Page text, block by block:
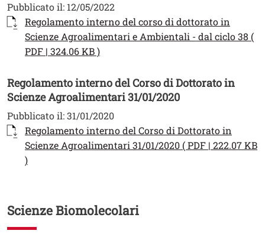
Pubblicato il: 12/05/2022
Documento
Regolamento interno del corso di dottorato in
Scienze Agroalimentari e Ambientali - dal ciclo 38 (
PDF | 324.06 KB )Apri il link in una nuova finestra
Regolamento interno del Corso di Dottorato in
Scienze Agroalimentari 31/01/2020
Pubblicato il:31/01/2020
Documento
Regolamento interno del Corso di Dottorato in
Scienze Agroalimentari 31/01/2020 ( PDF | 222.07 KB
)Apri il link in una nuova finestra
Scienze Biomolecolari